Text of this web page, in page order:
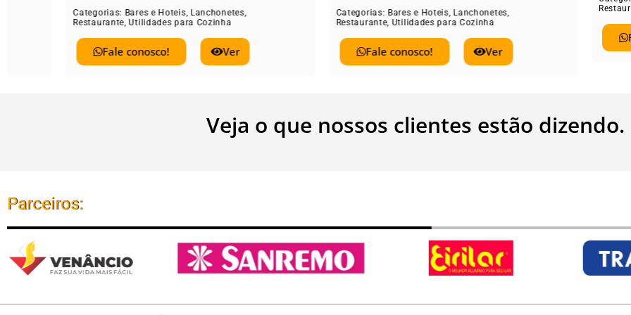
Categorias:Bares e Hoteis,Lanchonetes,
,Utilidades para Cozinha
Fale conosco!
Bares e Hoteis,Lanchonetes,
,Utilidades para Cozinha
Fale conosco!
,
Fale
Veja o que nossos clientes estão dizendo.
Parceiros: